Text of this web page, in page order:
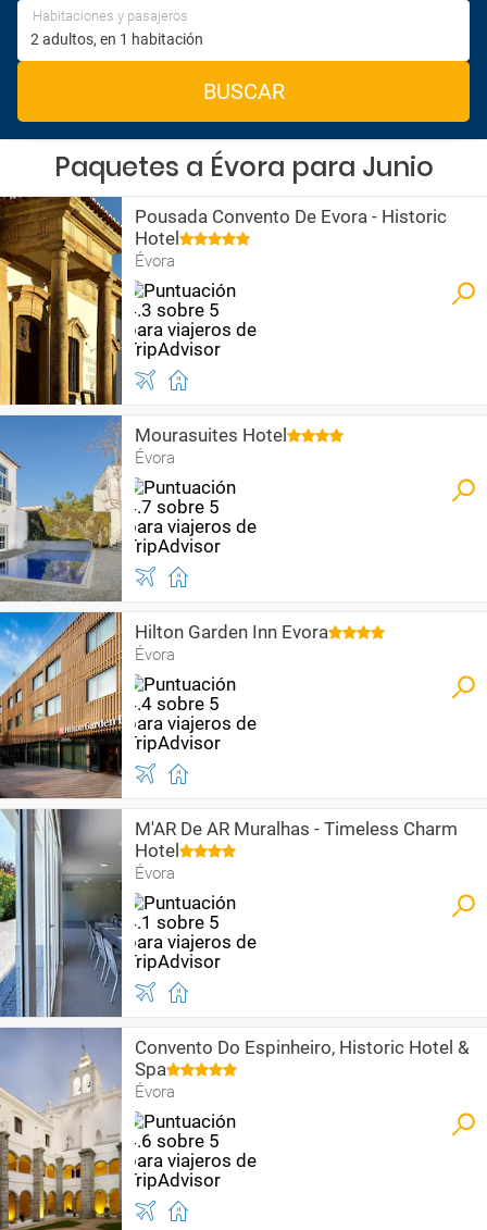
Habitaciones y pasajeros
BUSCAR
Paquetes a Évora para Junio
Pousada Convento De Evora - Historic
Hotel
Évora
Mourasuites Hotel
Évora
Hilton Garden Inn Evora
Évora
M'AR De AR Muralhas - Timeless Charm
Hotel
Évora
Convento Do Espinheiro, Historic Hotel &
Spa
Évora